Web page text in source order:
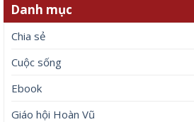
Danh mục
Chia sẻ
Cuộc sống
Ebook
Giáo hội Hoàn Vũ